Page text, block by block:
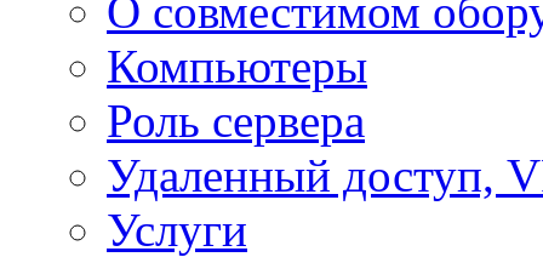
О совместимом
Компьютеры
Роль сервера
Удаленный доступ,
Услуги